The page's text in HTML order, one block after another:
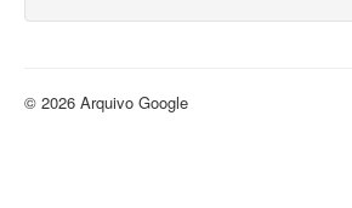
© 2026 Arquivo Google